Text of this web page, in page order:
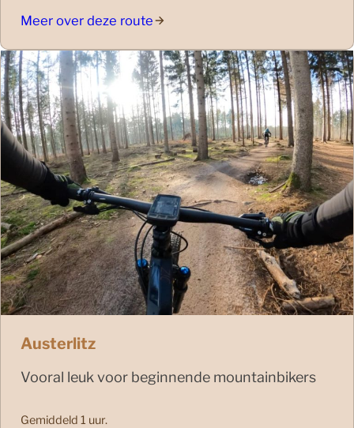
Meer over deze route
Austerlitz
Vooral leuk voor beginnende mountainbikers
Gemiddeld 1 uur.